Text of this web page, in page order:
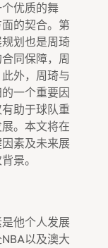
优质的舞
的契合。第
划也是周琦
同保障，周
外，周琦与
一个重要因
助于球队重
。本文将在
素及未来展
景。
他个人发展
以及澳大